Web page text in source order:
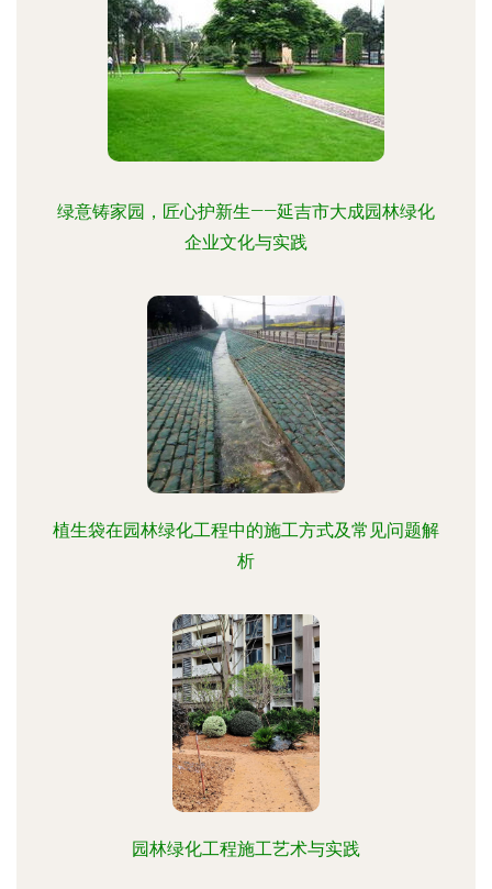
绿意铸家园，匠心护新生——延吉市大成园林绿化
企业文化与实践
植生袋在园林绿化工程中的施工方式及常见问题解
析
园林绿化工程施工艺术与实践